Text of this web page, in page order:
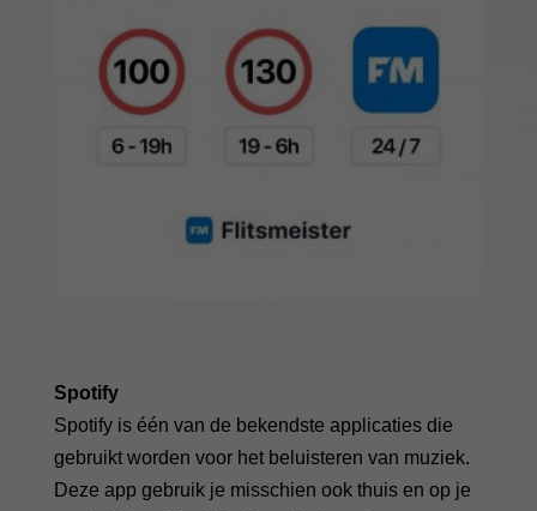
Spotify
Spotify is één van de bekendste applicaties die
gebruikt worden voor het beluisteren van muziek.
Deze app gebruik je misschien ook thuis en op je